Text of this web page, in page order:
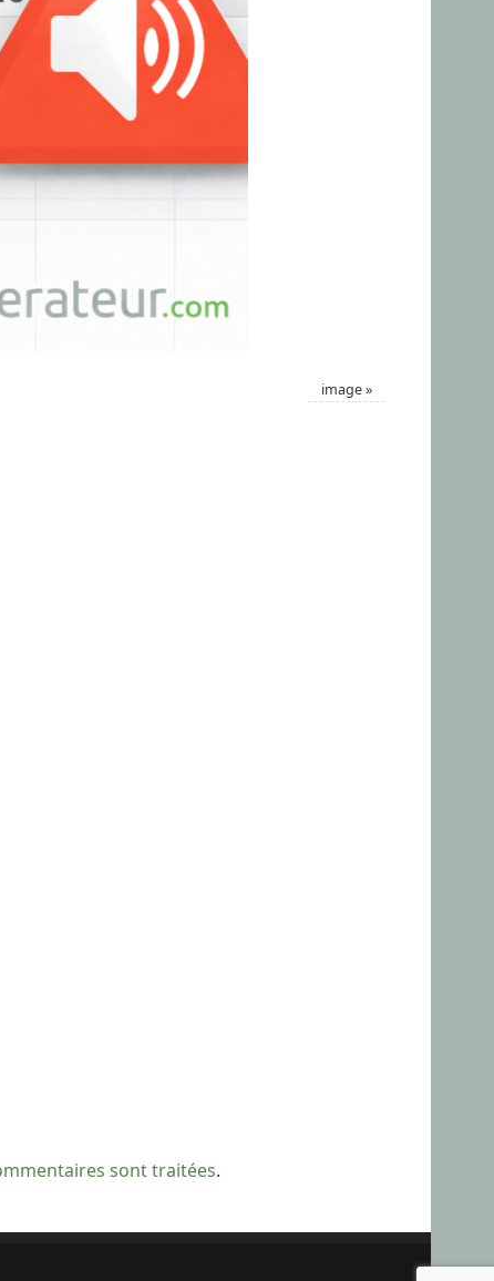
image»
sont traitées.